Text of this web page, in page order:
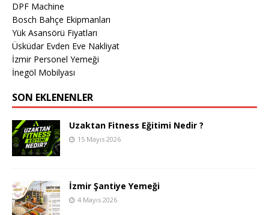
DPF Machine
Bosch Bahçe Ekipmanları
Yük Asansörü Fiyatları
Üsküdar Evden Eve Nakliyat
İzmir Personel Yemeği
İnegöl Mobilyası
SON EKLENENLER
Uzaktan Fitness Eğitimi Nedir ?
15 Mayıs 2026
İzmir Şantiye Yemeği
4 Mayıs 2026